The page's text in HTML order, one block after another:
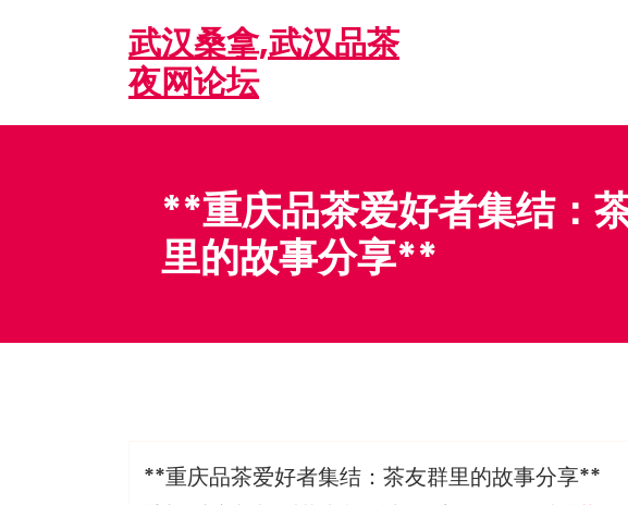
武汉桑拿,武汉品茶
夜网论坛
**重庆品茶爱好者集结：
里的故事分享**
龙凤夜网
**重庆品茶爱好者集结：茶友群里的故事分享**